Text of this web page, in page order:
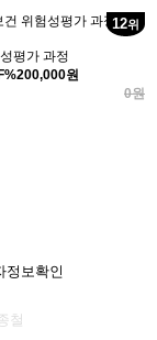
평가 과정
200,000원
0원
12위
정보확인
철